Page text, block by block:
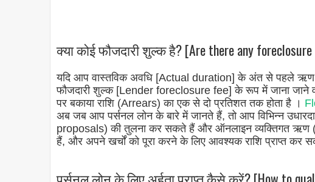
क्या कोई फौजदारी शुल्क है? [Are there any
यदि आप वास्तविक अवधि [Actual duration] के अंत से पहले ऋण
फौजदारी शुल्क [Lender foreclosure fee] के रूप में जाना जाने
पर बकाया राशि (Arrears) का एक से दो प्रतिशत तक होता है ।
अब जब आप पर्सनल लोन के बारे में जानते हैं, तो आप विभिन्न
proposals) की तुलना कर सकते हैं और ऑनलाइन व्यक्तिगत
हैं, और अपने खर्चों को पूरा करने के लिए आवश्यक राशि प्राप्त कर